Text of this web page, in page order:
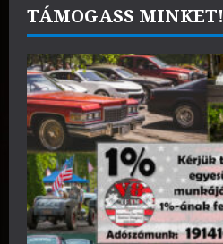
TÁMOGASS MINKET!